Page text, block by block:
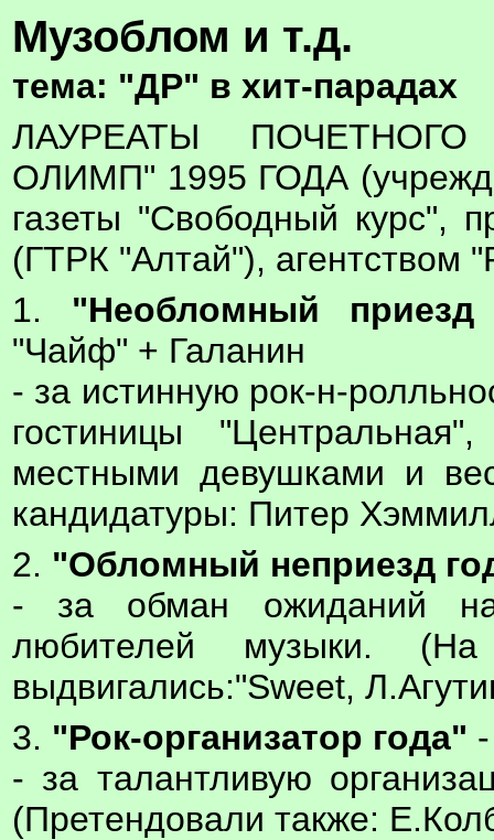
Музоблом и т.д.
тема: "ДР" в хит-парадах
ЛАУРЕАТЫ
ОЛИМП" 1995 ГОДА
газеты "Свободный курс",
(ГТРК "Алтай"), агентством
1. "Необломный приезд
"Чайф" + Галанин
- за истинную рок-н-
гостиницы
местными девушками и
кандидатуры: Питер
2. "Обломный неприезд
- за обман ожиданий
любителей музыки.
выдвигались:"Sweet,
3. "Рок-организатор года"
- за талантливую
(Претендовали также: